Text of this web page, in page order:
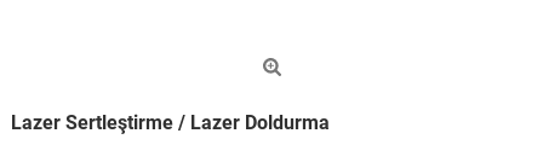
Lazer Sertleştirme / Lazer Doldurma